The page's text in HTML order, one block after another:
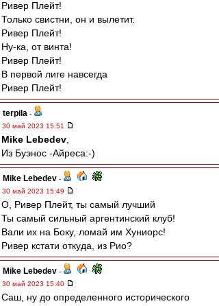
Ривер Плейт!
Только свистни, он и вылетит.
Ривер Плейт!
Ну-ка, от винта!
Ривер Плейт!
В первой лиге навсегда
Ривер Плейт!
terpila -
30 май 2023 15:51
Mike Lebedev
Из Буэнос -Айреса:-)
Mike Lebedev -
30 май 2023 15:49
О, Ривер Плейт, ты самый лучший
Ты самый сильный аргентинский клуб!
Вали их на Боку, ломай им Хуниорс!
Ривер кстати откуда, из Рио?
Mike Lebedev -
30 май 2023 15:40
Саш, ну до определенного исторического